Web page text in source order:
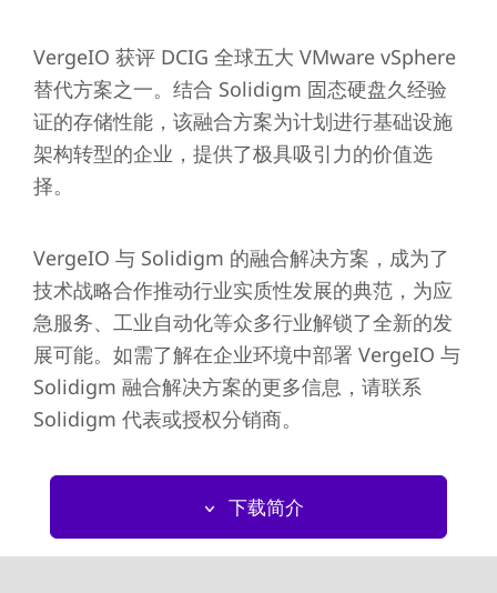
VergeIO 获评 DCIG 全球五大 VMware vSphere
替代方案之一。结合 Solidigm 固态硬盘久经验
证的存储性能，该融合方案为计划进行基础设施
架构转型的企业，提供了极具吸引力的价值选
择。
VergeIO 与 Solidigm 的融合解决方案，成为了
技术战略合作推动行业实质性发展的典范，为应
急服务、工业自动化等众多行业解锁了全新的发
展可能。如需了解在企业环境中部署 VergeIO 与
Solidigm 融合解决方案的更多信息，请联系
Solidigm 代表或授权分销商。
下载简介